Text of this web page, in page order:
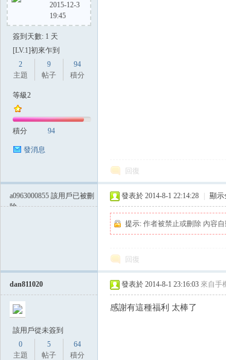
2015-12-3
19:45
簽到天數: 1 天
[LV.1]初來乍到
2
主題
9
帖子
94
積分
等級2
積分 94
發消息
回復
a0963000855 該用戶已被刪
除
發表於 2014-8-1 22:14:28 顯示
提示: 作者被禁止或刪除 內容
回復
dan811020
該用戶從未簽到
0
主題
5
帖子
64
積分
發表於 2014-8-1 23:16:03 來自手
感謝有這種福利 太棒了